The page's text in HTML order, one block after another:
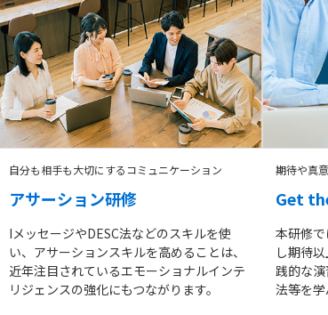
自分も相手も大切にするコミュニケーション
アサーション研修
IメッセージやDESC法などのスキルを使
い、アサーションスキルを高めることは、
近年注目されているエモーショナルインテ
リジェンスの強化にもつながります。
期待や真
Get
本研修
し期待
践的な
法等を